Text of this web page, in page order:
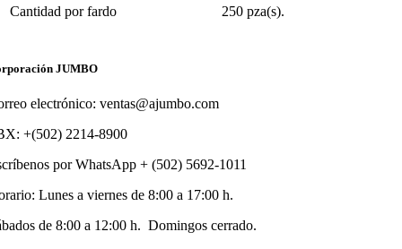
Cantidad por fardo
250 pza(s).
JUMBO
electrónico: ventas@ajumbo.com
+(502) 2214-8900
por WhatsApp + (502) 5692-1011
Lunes a viernes de 8:00 a 17:00 h.
de 8:00 a 12:00 h. Domingos cerrado.